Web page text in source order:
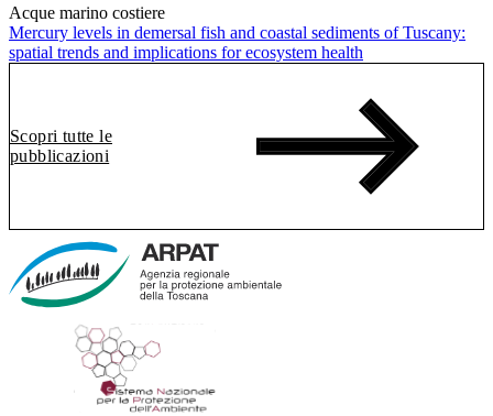
Acque marino costiere
Mercury levels in demersal fish and coastal sediments of Tuscany:
spatial trends and implications for ecosystem health
Scopri tutte le
pubblicazioni